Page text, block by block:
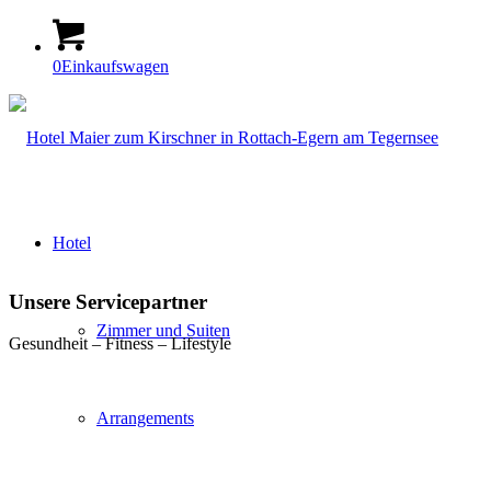
0Einkaufswagen
Hotel
Zimmer und Suiten
Arrangements
Unsere Servicepartner
Gesundheit – Fitness – Lifestyle